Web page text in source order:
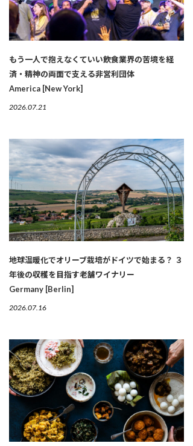
もう一人で抱えなくていい――飲食業界の苦境を経
済・精神の両面で支える非営利団体
America [New York]
2026.07.21
地球温暖化でオリーブ栽培がドイツで始まる？ ３
年後の収穫を目指す老舗ワイナリー
Germany [Berlin]
2026.07.16